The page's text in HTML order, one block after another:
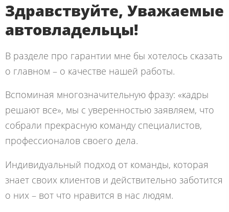
Здравствуйте, Уважаемые
автовладельцы!
В разделе про гарантии мне бы хотелось сказать
о главном – о качестве нашей работы.
Вспоминая многозначительную фразу: «кадры
решают все», мы с уверенностью заявляем, что
собрали прекрасную команду специалистов,
профессионалов своего дела.
Индивидуальный подход от команды, которая
знает своих клиентов и действительно заботится
о них – вот что нравится в нас людям.